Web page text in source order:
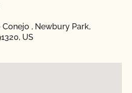
Conejo , Newbury Park,
US